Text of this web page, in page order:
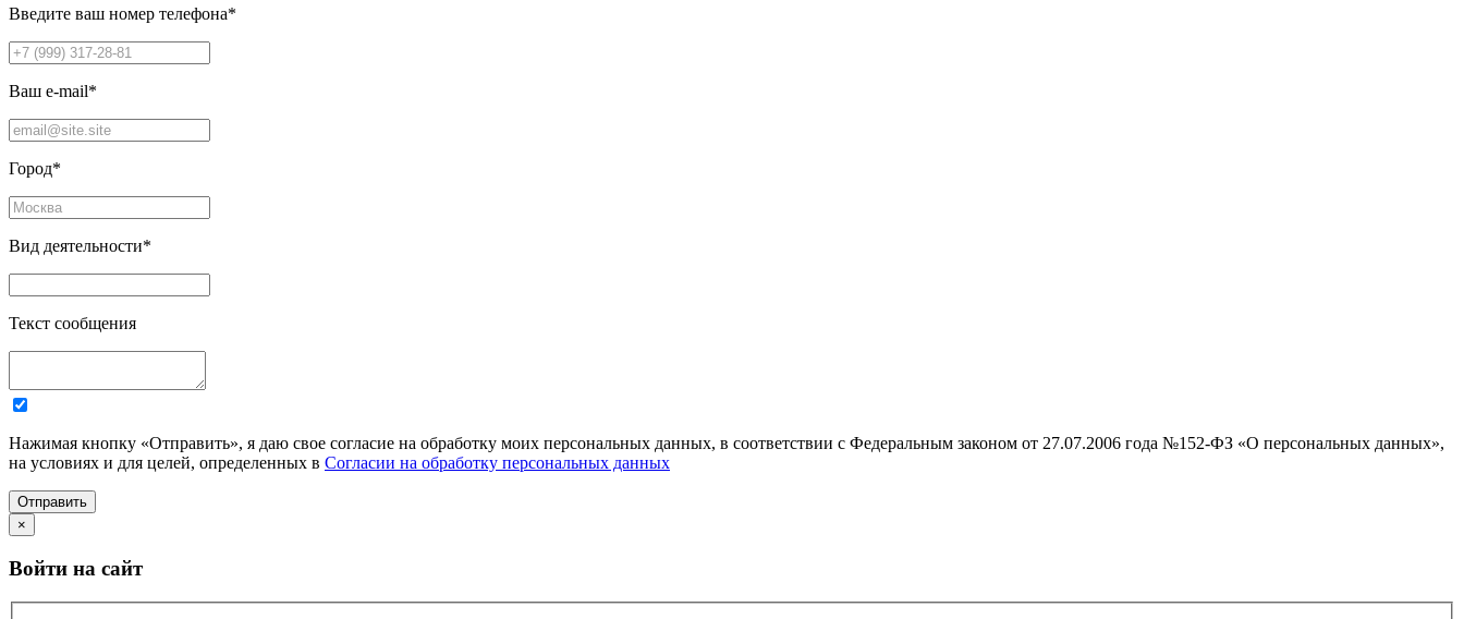
Введите ваш номер телефона*
Ваш e-mail*
Город*
Вид деятельности*
Текст сообщения
Нажимая кнопку «Отправить», я даю свое согласие на обработку моих персональных данных, в соответствии с Федеральным законом от 27.07.2006 года №152-ФЗ «О персональных данных»,
на условиях и для целей, определенных в Согласии на обработку персональных данных
Отправить
×
Войти на сайт